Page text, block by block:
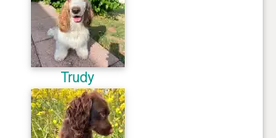
Trudy